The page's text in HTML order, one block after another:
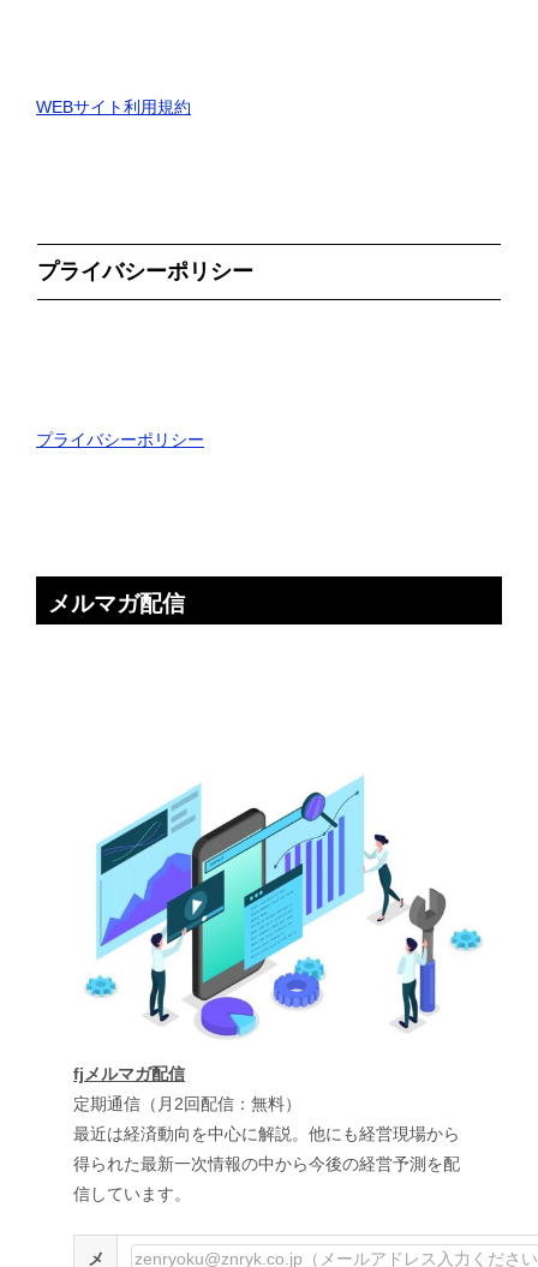
WEBサイト利用規約
プライバシーポリシー
プライバシーポリシー
メルマガ配信
fjメルマガ配信
定期通信（月2回配信：無料）
最近は経済動向を中心に解説。他にも経営現場から
得られた最新一次情報の中から今後の経営予測を配
信しています。
メ